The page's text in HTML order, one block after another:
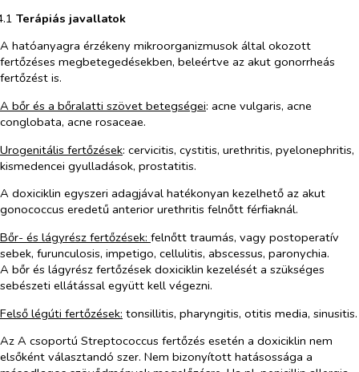
Terápiás javallatok
A hatóanyagra érzékeny mikroorganizmusok által okozott
fertőzéses megbetegedésekben, beleértve az akut gonorrheás
fertőzést is.
A bőr és a bőralatti szövet betegségei: acne vulgaris, acne
conglobata, acne rosaceae.
Urogenitális fertőzések: cervicitis, cystitis, urethritis, pyelonephritis,
kismedencei gyulladások, prostatitis.
A doxiciklin egyszeri adagjával hatékonyan kezelhető az akut
gonococcus eredetű anterior urethritis felnőtt férfiaknál.
Bőr- és lágyrész fertőzések: felnőtt traumás, vagy postoperatív
sebek, furunculosis, impetigo, cellulitis, abscessus, paronychia.
A bőr és lágyrész fertőzések doxiciklin kezelését a szükséges
sebészeti ellátással együtt kell végezni.
Felső légúti fertőzések: tonsillitis, pharyngitis, otitis media, sinusitis.
Az A csoportú Streptococcus fertőzés esetén a doxiciklin nem
elsőként választandó szer. Nem bizonyított hatásossága a